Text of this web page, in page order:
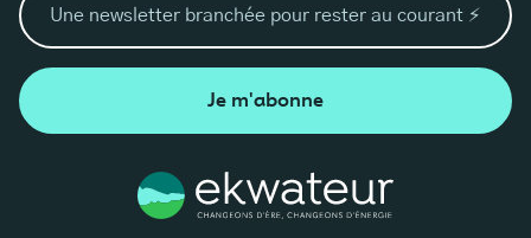
Je m'abonne